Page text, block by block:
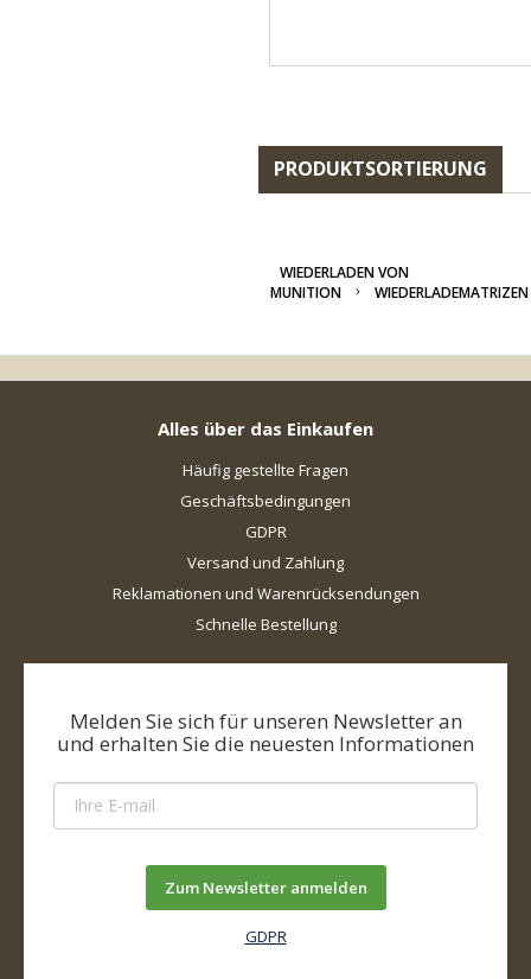
PRODUKTSORTIERUNG
WIEDERLADEN VON
MUNITION
WIEDERLADEMATRIZEN
Alles über das Einkaufen
Häufig gestellte Fragen
Geschäftsbedingungen
GDPR
Versand und Zahlung
Reklamationen und Warenrücksendungen
Schnelle Bestellung
Melden Sie sich für unseren Newsletter an
und erhalten Sie die neuesten Informationen
Zum Newsletter anmelden
GDPR